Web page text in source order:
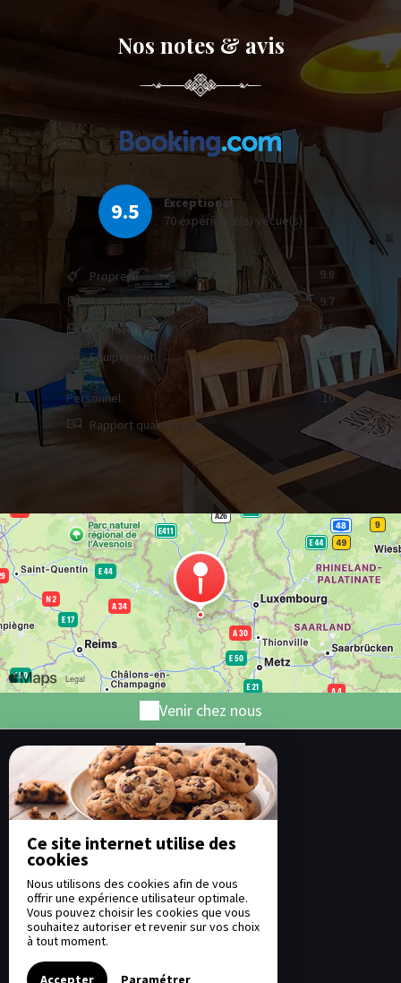
Ce site internet utilise des
cookies
Nous utilisons des cookies afin de vous
offrir une expérience utilisateur optimale.
Vous pouvez choisir les cookies que vous
souhaitez autoriser et revenir sur vos choix
à tout moment.
Accepter Paramétrer
Nos notes & avis
9.5
Exceptional
70 expérience(s) vécue(s)
Propreté
9.8
Situation géographique
9.7
Confort
9.5
Equipement
9.5
Personnel
10
Rapport qualité / prix
9.6
Venir chez nous
La Petite Maison de Torgny
6767 ROUVROY - BELGIQUE
+32 477 94 77 65
Contacter par email